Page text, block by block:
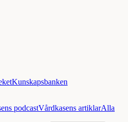
Kunskapsbanken
podcastVårdkasens artiklarAlla